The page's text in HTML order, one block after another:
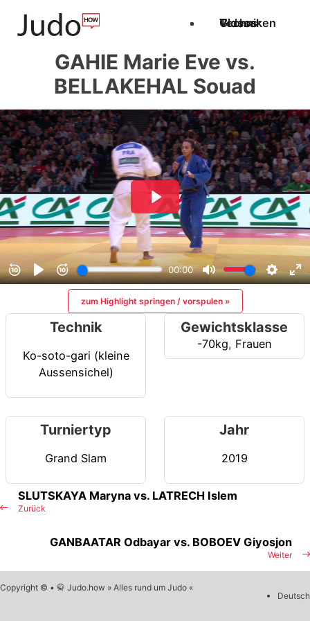
Techniken
Videos
Glossar
GAHIE Marie Eve vs.
BELLAKEHAL Souad
zum Highlight springen / vorspulen »
Technik
Ko-soto-gari (kleine
Aussensichel)
Gewichtsklasse
-70kg, Frauen
Turniertyp
Grand Slam
Jahr
2019
Zurück
SLUTSKAYA Maryna vs. LATRECH Islem
Weiter
GANBAATAR Odbayar vs. BOBOEV Giyosjon
Copyright © • 🥋 Judo.how » Alles rund um Judo «
Deutsch